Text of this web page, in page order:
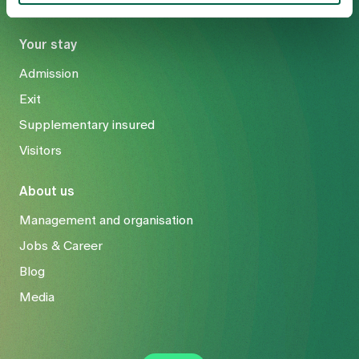
Your stay
Admission
Exit
Supplementary insured
Visitors
About us
Management and organisation
Jobs & Career
Blog
Media